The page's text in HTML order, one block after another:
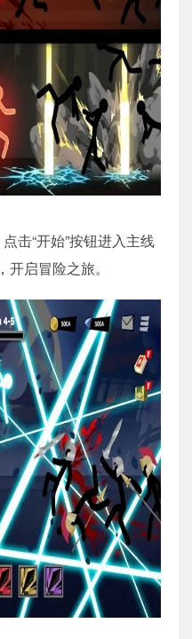
击“开始”按钮进入主线
启冒险之旅。